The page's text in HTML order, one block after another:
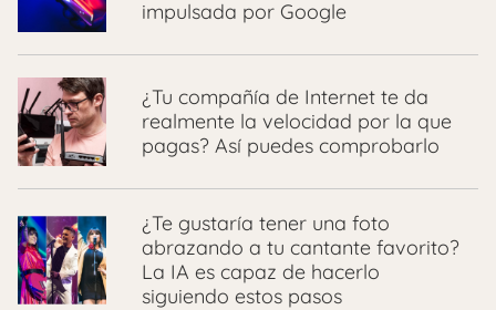
impulsada por Google
¿Tu compañía de Internet te da
realmente la velocidad por la que
pagas? Así puedes comprobarlo
¿Te gustaría tener una foto
abrazando a tu cantante favorito?
La IA es capaz de hacerlo
siguiendo estos pasos